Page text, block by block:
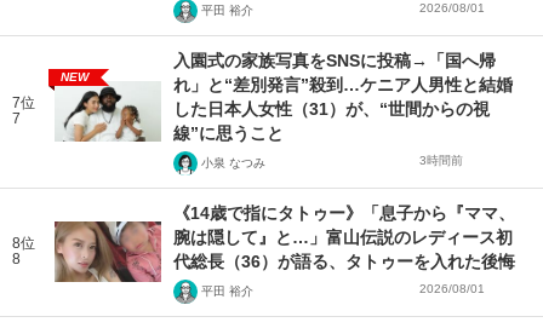
平田 裕介 2026/08/01
7位
7
NEW
入園式の家族写真をSNSに投稿→「国へ帰
れ」と“差別発言”殺到…ケニア人男性と結婚
した日本人女性（31）が、“世間からの視
線”に思うこと
小泉 なつみ 3時間前
8位
8
《14歳で指にタトゥー》「息子から『ママ、
腕は隠して』と…」富山伝説のレディース初
代総長（36）が語る、タトゥーを入れた後悔
平田 裕介 2026/08/01